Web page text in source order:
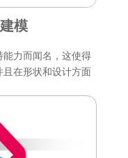
模
力而闻名，这使得
在形状和设计方面